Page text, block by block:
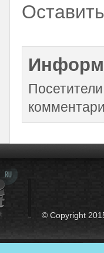
© Copyright